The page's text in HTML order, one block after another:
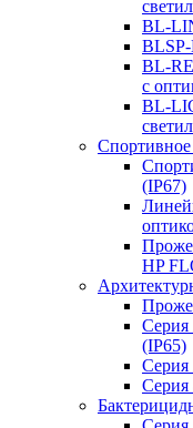
BL-
BL-
с
BL-
(IP67)
HP
Серия
(IP65)
Серия
Серия